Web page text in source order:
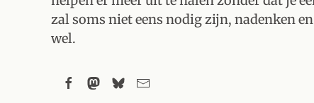
zal soms niet eens nodig zijn, nadenken
wel.